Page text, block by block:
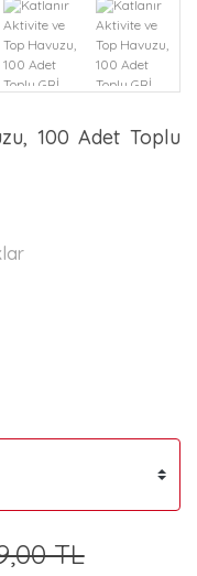
100 Adet Toplu
TL